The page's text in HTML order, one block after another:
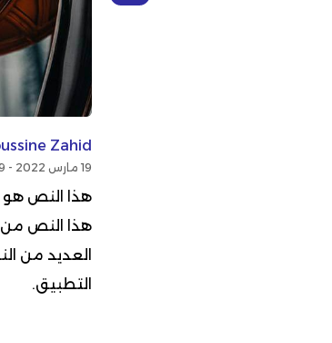
Zahid
19 مارس 2022 - 16:29
هذا النص هو
هذا النص من
العديد من
التطبيق.